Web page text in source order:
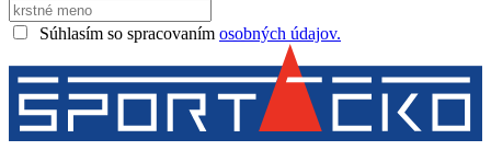
Súhlasím so spracovaním osobných údajov.